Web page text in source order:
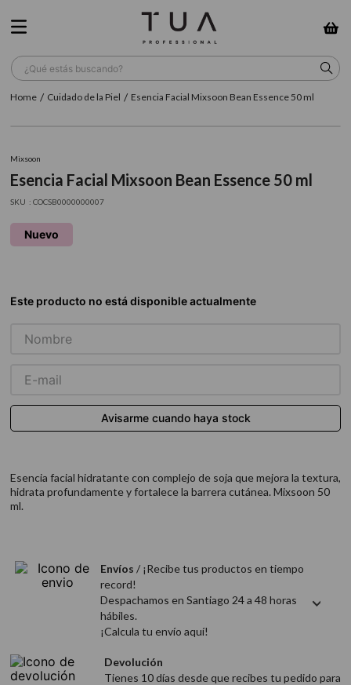
¿Qué estás buscando?
Cuidado de la Piel Esencia Facial Mixsoon Bean Essence 50 ml
Mixsoon
Esencia Facial Mixsoon Bean Essence 50 ml
: COCSB0000000007
Nuevo
Esencia facial hidratante con complejo de soja que mejora la textura,
hidrata profundamente y fortalece la barrera cutánea. Mixsoon 50
ml.
Envíos / ¡Recibe tus productos en tiempo
record!
Despachamos en Santiago 24 a 48 horas
hábiles.
¡Calcula tu envío aquí!
Devolución
Tienes 10 días desde que recibes tu pedido para
TÉRMINOS MÁS BUSCADOS
4. shampoo
5. cepillo
7. secador
10. protector térmico